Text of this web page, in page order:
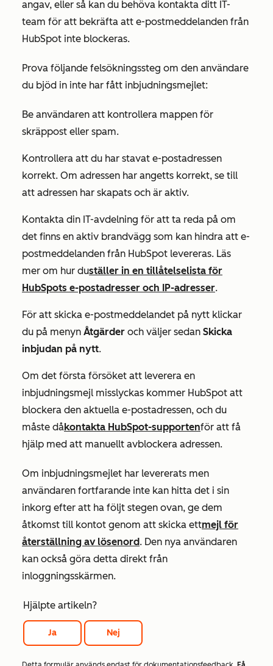
angav, eller så kan du behöva kontakta ditt IT-
team för att bekräfta att e-postmeddelanden från
HubSpot inte blockeras.
Prova följande felsökningssteg om den användare
du bjöd in inte har fått inbjudningsmejlet:
Be användaren att kontrollera mappen för
skräppost eller spam.
Kontrollera att du har stavat e-postadressen
korrekt. Om adressen har angetts korrekt, se till
att adressen har skapats och är aktiv.
Kontakta din IT-avdelning för att ta reda på om
det finns en aktiv brandvägg som kan hindra att e-
postmeddelanden från HubSpot levereras. Läs
mer om hur duställer in en tillåtelselista för
HubSpots e-postadresser och IP-adresser.
För att skicka e-postmeddelandet på nytt klickar
du på menyn Åtgärder och väljer sedan Skicka
inbjudan på nytt.
Om det första försöket att leverera en
inbjudningsmejl misslyckas kommer HubSpot att
blockera den aktuella e-postadressen, och du
måste dåkontakta HubSpot-supportenför att få
hjälp med att manuellt avblockera adressen.
Om inbjudningsmejlet har levererats men
användaren fortfarande inte kan hitta det i sin
inkorg efter att ha följt stegen ovan, ge dem
åtkomst till kontot genom att skicka ettmejl för
återställning av lösenord. Den nya användaren
kan också göra detta direkt från
inloggningsskärmen.
Hjälpte artikeln?
Ja Nej